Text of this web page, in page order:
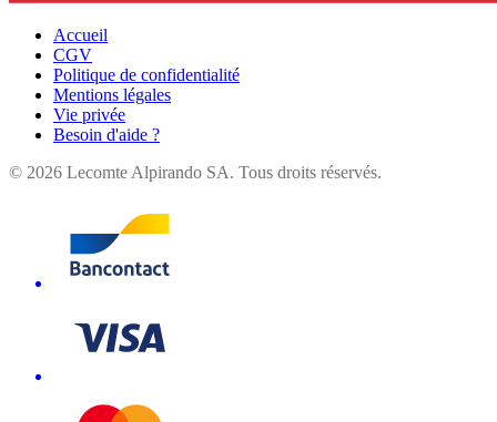
Accueil
CGV
Politique de confidentialité
Mentions légales
Vie privée
Besoin d'aide ?
© 2026 Lecomte Alpirando SA. Tous droits réservés.